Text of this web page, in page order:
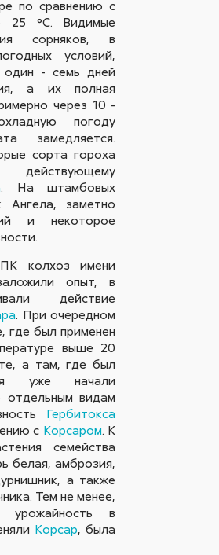
по сравнению с
°С. Видимые
сорняков, в
условий,
один - семь дней
а их полная
через 10 -
погоду
замедляется.
сорта гороха
действующему
. На штамбовых
Ангела, заметно
и некоторое
колхоз имени
опыт, в
действие
. При очередном
где был применен
выше 20
а там, где был
уже начали
отдельным видам
Гербитокса
с Корсаром. К
семейства
белая, амброзия,
а также
Тем не менее,
в
Корсар, была